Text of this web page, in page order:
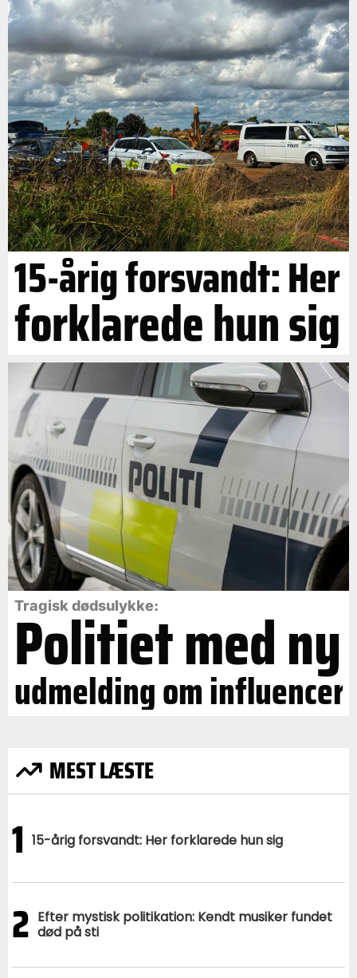
15-årig forsvandt: Her
forklarede hun sig
Tragisk dødsulykke:
Politiet med ny
udmelding om influencer
MEST LÆSTE
1 15-årig forsvandt: Her forklarede hun sig
2 Efter mystisk politikation: Kendt musiker fundet
død på sti